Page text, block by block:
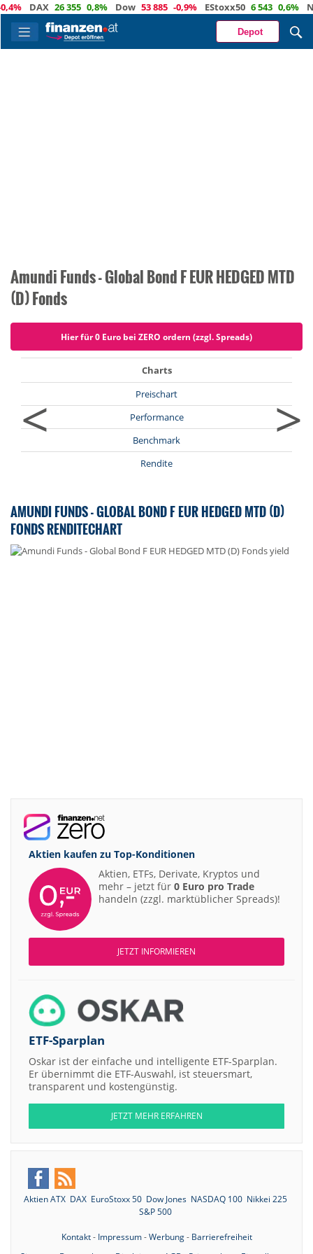
DAX 26 355 0,8% Dow 53 885 -0,9% EStoxx50 6 543 0,6%
Depot
Amundi Funds - Global Bond F EUR HEDGED MTD
(D) Fonds
Hier für 0 Euro bei ZERO ordern (zzgl. Spreads)
<
Charts
Preischart
Performance
Benchmark
Rendite
>
AMUNDI FUNDS - GLOBAL BOND F EUR HEDGED MTD (D)
FONDS RENDITECHART
Aktien kaufen zu Top-Konditionen
Aktien, ETFs, Derivate, Kryptos und
mehr – jetzt für 0 Euro pro Trade
handeln (zzgl. marktüblicher Spreads)!
JETZT INFORMIEREN
ETF-Sparplan
Oskar ist der einfache und intelligente ETF-Sparplan.
Er übernimmt die ETF-Auswahl, ist steuersmart,
transparent und kostengünstig.
JETZT MEHR ERFAHREN
Aktien ATX DAX EuroStoxx 50 Dow Jones NASDAQ 100 Nikkei 225
S&P 500
Kontakt- Impressum-Werbung- Barrierefreiheit